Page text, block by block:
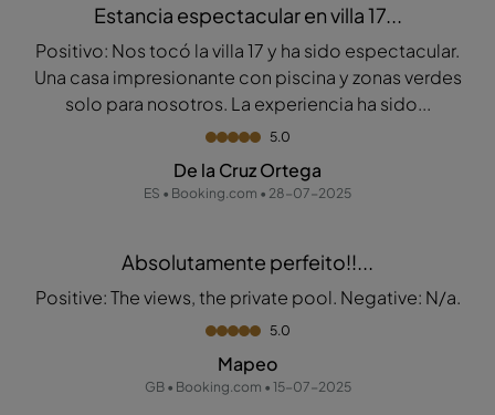
Estancia espectacular en villa 17...
Positivo: Nos tocó la villa 17 y ha sido espectacular.
Una casa impresionante con piscina y zonas verdes
solo para nosotros. La experiencia ha sido...
5.0
De la Cruz Ortega
ES • Booking.com • 28-07-2025
Absolutamente perfeito!!...
Positive: The views, the private pool. Negative: N/a.
5.0
Mapeo
GB • Booking.com • 15-07-2025